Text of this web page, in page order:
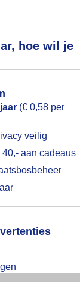
hoe wil je
(€ 0,58 per
veilig
aan cadeaus
Weerzine
gebruiken voor
akkoord op hebt
een pop-up uit
toestemming
popup